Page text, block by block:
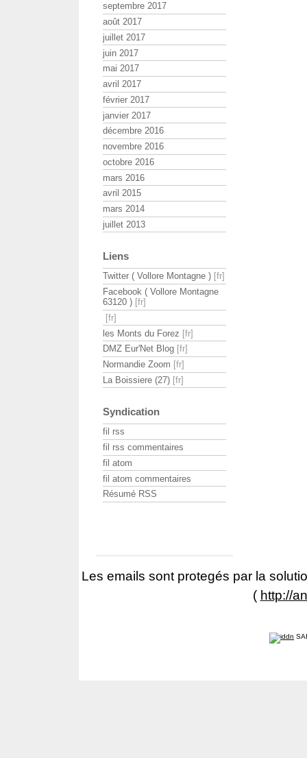
septembre 2017
août 2017
juillet 2017
juin 2017
mai 2017
avril 2017
février 2017
janvier 2017
décembre 2016
novembre 2016
octobre 2016
mars 2016
avril 2015
mars 2014
juillet 2013
Liens
Twitter ( Vollore Montagne )
Facebook ( Vollore Montagne
63120 )
les Monts du Forez
DMZ Eur'Net Blog
Normandie Zoom
La Boissiere (27)
Syndication
fil rss
fil rss commentaires
fil atom
fil atom commentaires
Résumé RSS
Les emails sont protegés par la
( http://